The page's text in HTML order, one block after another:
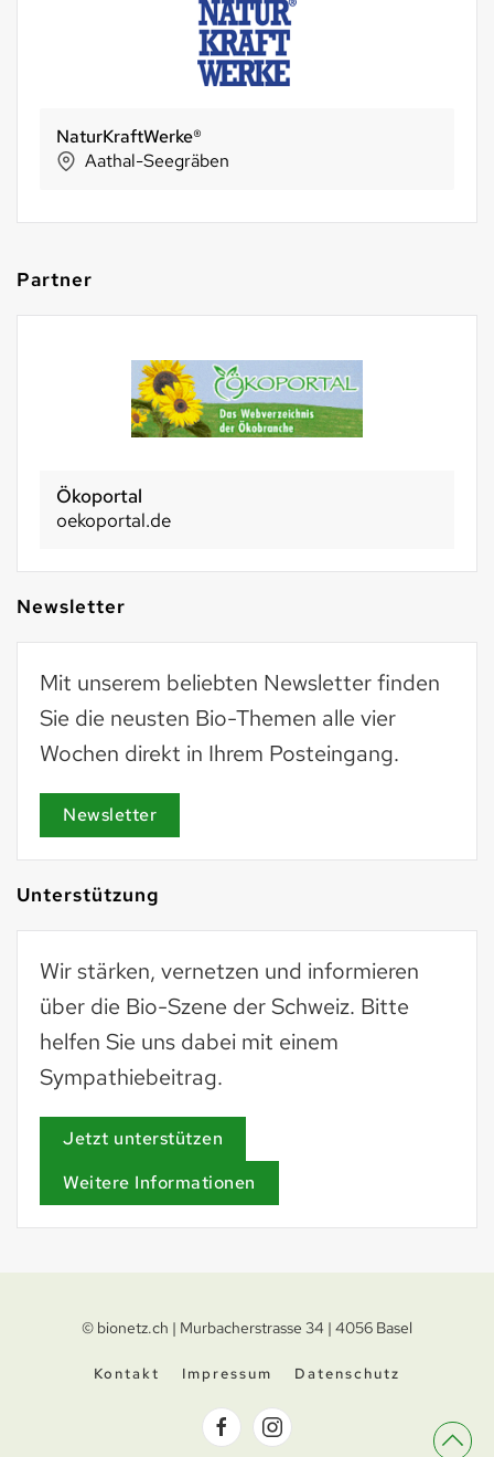
NaturKraftWerke®
Aathal-Seegräben
Partner
Basel 2030
basel2030.ch
Newsletter
Mit unserem beliebten Newsletter finden
Sie die neusten Bio-Themen alle vier
Wochen direkt in Ihrem Posteingang.
Newsletter
Unterstützung
Wir stärken, vernetzen und informieren
über die Bio-Szene der Schweiz. Bitte
helfen Sie uns dabei mit einem
Sympathiebeitrag.
Jetzt unterstützen
Weitere Informationen
© bionetz.ch | Murbacherstrasse 34 | 4056 Basel
Kontakt Impressum Datenschutz